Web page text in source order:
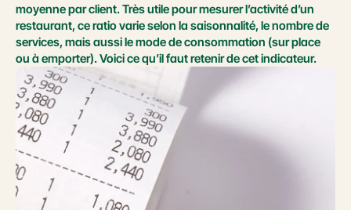
moyenne par client. Très utile pour mesurer l’activité d’un
restaurant, ce ratio varie selon la saisonnalité, le nombre de
services, mais aussi le mode de consommation (sur place
ou à emporter). Voici ce qu’il faut retenir de cet indicateur.